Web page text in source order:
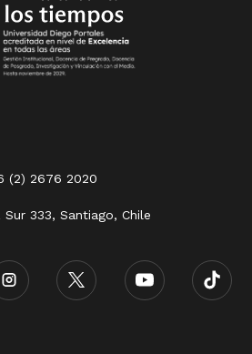
(2) 2676 2020
333, Santiago, Chile